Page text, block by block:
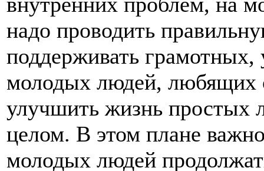
надо проводить
поддерживать
молодых людей, любящих
улучшить жизнь простых
целом. В этом плане
молодых людей